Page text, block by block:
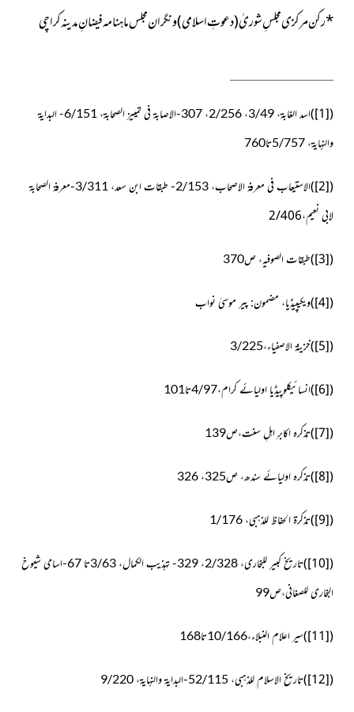
*رکن مرکزی مجلسِ شوریٰ(دعوتِ اسلامی)و نگران مجلس ماہنامہ فیضانِ مدینہ کراچی
(
[1]
)
اسد الغابۃ، 3/49، 2/256، 307-الاصابۃ فی تمییز الصحابۃ، 6/151- البدایۃ
والنہایۃ، 5/757تا760
(
[2]
)
الاستیعاب فی معرفۃ الاصحاب، 2/153- طبقات ابن سعد، 3/311-معرفۃ الصحابۃ
لابی نعیم،2/406
(
[3]
)طبقات الصوفیہ، ص370
(
[4]
)ویکیپیڈیا، مضمون: پیر موسیٰ نواب
(
[5]
)خزینۃ الاصفیاء،3/225
(
[6]
)انسائیکلوپیڈیا اولیائے کرام،4/97تا101
(
[7]
)تذکرہ اکابرِ اہلِ سنت،ص139
(
[8]
)تذکرہ اولیائے سندھ، ص325، 326
(
[9]
)تذکرۃ الحفاظ للذہبی، 1/176
(
[10]
)
تاریخ کبیر للبخاری، 2/328، 329- تہذیب الکمال، 3/63تا 67-اسامی شیوخ
البخاری للصغانی،ص99
(
[11]
)سیر اعلام النبلاء،10/166تا168
(
[12]
)تاریخ الاسلام للذہبی، 52/115-البدایۃ والنہایۃ، 9/220